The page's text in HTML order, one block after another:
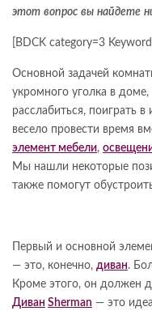
этот вопрос вы найдете
[BDCK category=3
Основной задачей
укромного уголка в
расслабиться, поиграть
весело провести время
элемент мебели,
Мы нашли некоторые
также помогут
Первый и основной
— это, конечно, диван.
Кроме этого, он должен
Диван Sherman — это